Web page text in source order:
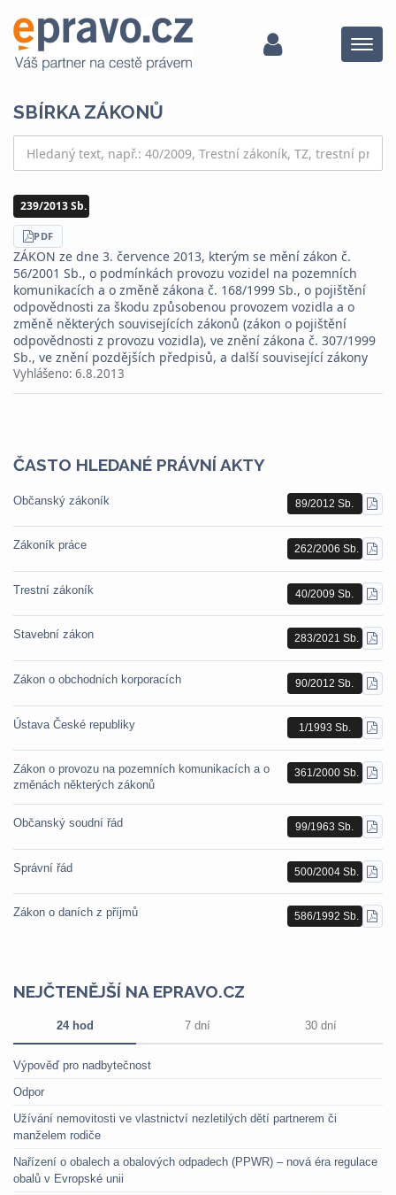
Menu
SBÍRKA ZÁKONŮ
239/2013 Sb.
STÁHNOUT
PDF
ZÁKON ze dne 3. července 2013, kterým se mění zákon č.
56/2001 Sb., o podmínkách provozu vozidel na pozemních
komunikacích a o změně zákona č. 168/1999 Sb., o pojištění
odpovědnosti za škodu způsobenou provozem vozidla a o
změně některých souvisejících zákonů (zákon o pojištění
odpovědnosti z provozu vozidla), ve znění zákona č. 307/1999
Sb., ve znění pozdějších předpisů, a další související zákony
Vyhlášeno: 6.8.2013
ČASTO HLEDANÉ PRÁVNÍ AKTY
Občanský zákoník 89/2012 Sb.
PDF
Zákoník práce 262/2006 Sb.
PDF
Trestní zákoník 40/2009 Sb.
PDF
Stavební zákon 283/2021 Sb.
PDF
Zákon o obchodních korporacích 90/2012 Sb.
PDF
Ústava České republiky 1/1993 Sb.
PDF
Zákon o provozu na pozemních komunikacích a o
změnách některých zákonů
361/2000 Sb.
PDF
Občanský soudní řád 99/1963 Sb.
PDF
Správní řád 500/2004 Sb.
PDF
Zákon o daních z příjmů 586/1992 Sb.
PDF
NEJČTENĚJŠÍ NA EPRAVO.CZ
24 hod 7 dní 30 dní
Výpověď pro nadbytečnost
Odpor
Užívání nemovitosti ve vlastnictví nezletilých dětí partnerem či
manželem rodiče
Nařízení o obalech a obalových odpadech (PPWR) – nová éra regulace
obalů v Evropské unii